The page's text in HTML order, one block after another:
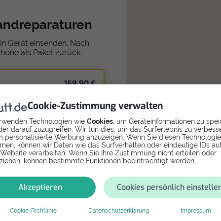
Cookie-Zustimmung verwalten
Technologien wie Cookies , um Geräteinformationen zu
darauf zuzugreifen. Wir tun dies, um das Surferlebnis zu
personalisierte Werbung anzuzeigen. Wenn Sie diesen
können wir Daten wie das Surfverhalten oder eindeutige IDs
verarbeiten. Wenn Sie Ihre Zustimmung nicht erteilen oder
können bestimmte Funktionen beeinträchtigt werden.
Akzeptieren Cookies persönlich
Cookie-Richtlinie Datenschutzerklärung Impressum
Gerät einsenden. Nach
als Paket zurück.
159,90 €